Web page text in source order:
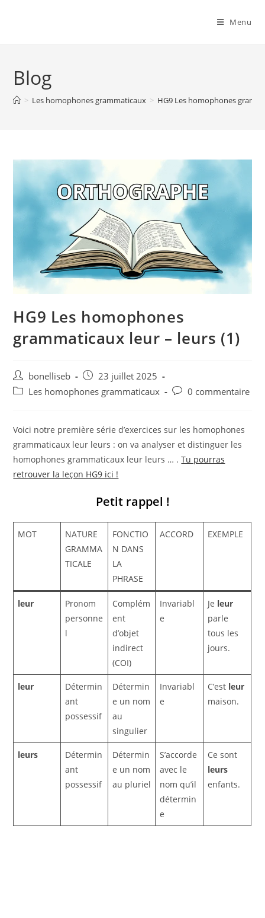
Menu
Blog
> Les homophones grammaticaux > HG9 Les homophones
HG9 Les homophones
grammaticaux leur – leurs (1)
bonelliseb
23 juillet 2025
Les homophones grammaticaux
0 commentaire
Voici notre première série d’exercices sur les homophones
grammaticaux leur leurs : on va analyser et distinguer les
homophones grammaticaux leur leurs … .Tu pourras
retrouver la leçon HG9 ici !
Petit rappel !
MOT
NATURE
GRAMMA
TICALE
FONCTIO
N DANS
LA
PHRASE
ACCORD EXEMPLE
leur
Pronom
personne
l
Complém
ent
d’objet
indirect
(COI)
Invariabl
e
Je leur
parle
tous les
jours.
leur
Détermin
ant
possessif
Détermin
e un nom
au
singulier
Invariabl
e
C’est leur
maison.
leurs
Détermin
ant
possessif
Détermin
e un nom
au pluriel
S’accorde
avec le
nom qu’il
détermin
e
Ce sont
leurs
enfants.